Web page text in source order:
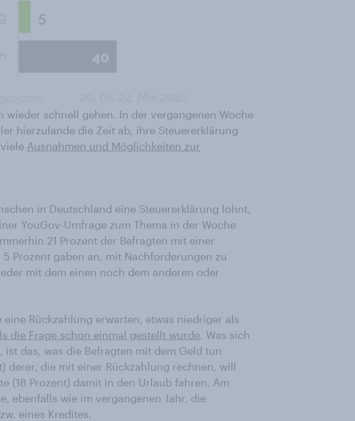
wieder schnell gehen. In der vergangenen Woche
hierzulande die Zeit ab, ihre Steuererklärung
Ausnahmen und Möglichkeiten zur
in Deutschland eine Steuererklärung lohnt,
YouGov-Umfrage zum Thema in der Woche
21 Prozent der Befragten mit einer
Prozent gaben an, mit Nachforderungen zu
mit dem einen noch dem anderen oder
Rückzahlung erwarten, etwas niedriger als
die Frage schon einmal gestellt wurde. Was sich
das, was die Befragten mit dem Geld tun
derer, die mit einer Rückzahlung rechnen, will
(18 Prozent) damit in den Urlaub fahren. Am
ebenfalls wie im vergangenen Jahr, die
eines Kredites.